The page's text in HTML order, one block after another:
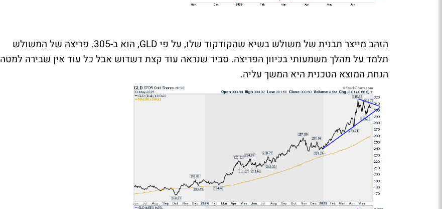
הזהב מייצר תבנית של משולש בשיא שהקודקוד שלו, על פיGLD
, הוא ב-305. פריצה של המשולש
תלמד על מהלך משמעותי בכיוון הפריצה. סביר שנראה עוד קצת דשדוש אבל כל עוד אין שבירה למטה
הנחת המוצא הטכנית היא המשך עליה.